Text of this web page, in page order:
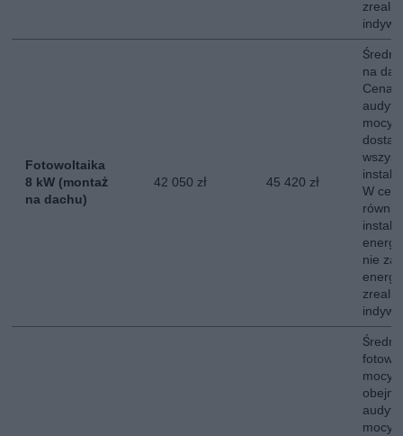
Fotowoltaika
8 kW (montaż
na dachu)
42 050 zł 45 420 zł
Średni
na
Cena
mocy
W
nie
Średni
mocy
mocy